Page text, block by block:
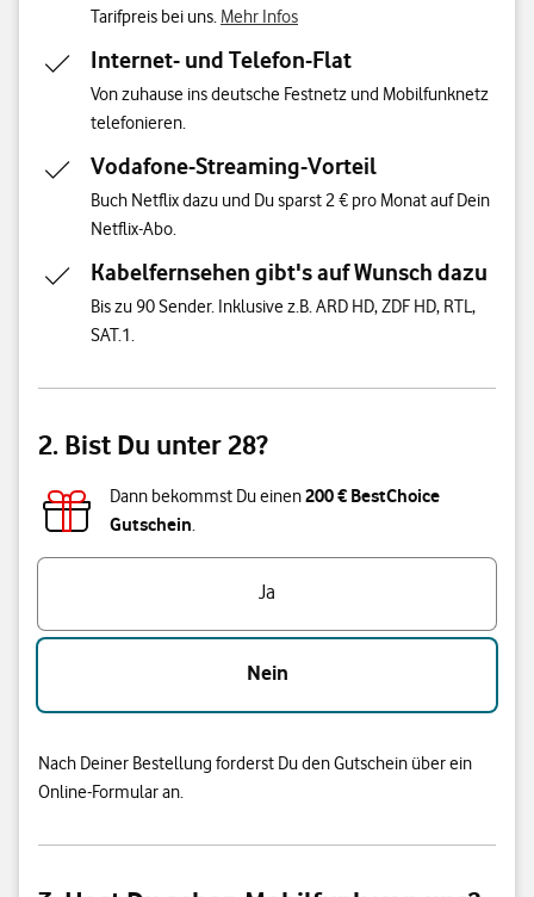
Tarifpreis bei uns. Mehr Infos
Internet- und Telefon-Flat
Von zuhause ins deutsche Festnetz und Mobilfunknetz
telefonieren.
Vodafone-Streaming-Vorteil
Buch Netflix dazu und Du sparst 2 € pro Monat auf Dein
Netflix-Abo.
Kabelfernsehen gibt's auf Wunsch dazu
Bis zu 90 Sender. Inklusive z.B. ARD HD, ZDF HD, RTL,
SAT.1.
2. Bist Du unter 28?
Dann bekommst Du einen200 € BestChoice
Gutschein.
Bist du unter 28 Jahre alt?
Ja
Nein
Nach Deiner Bestellung forderst Du den Gutschein über ein
Online-Formular an.